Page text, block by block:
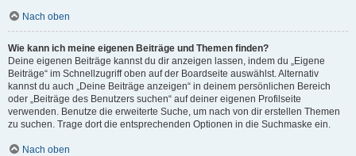
Nach oben
Wie kann ich meine eigenen Beiträge und Themen finden?
Deine eigenen Beiträge kannst du dir anzeigen lassen, indem du „Eigene
Beiträge“ im Schnellzugriff oben auf der Boardseite auswählst. Alternativ
kannst du auch „Deine Beiträge anzeigen“ in deinem persönlichen Bereich
oder „Beiträge des Benutzers suchen“ auf deiner eigenen Profilseite
verwenden. Benutze die erweiterte Suche, um nach von dir erstellen Themen
zu suchen. Trage dort die entsprechenden Optionen in die Suchmaske ein.
Nach oben